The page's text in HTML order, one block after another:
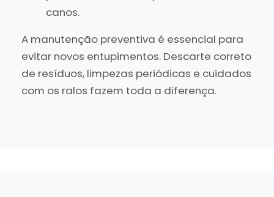
canos.
A manutenção preventiva é essencial para
evitar novos entupimentos. Descarte correto
de resíduos, limpezas periódicas e cuidados
com os ralos fazem toda a diferença.